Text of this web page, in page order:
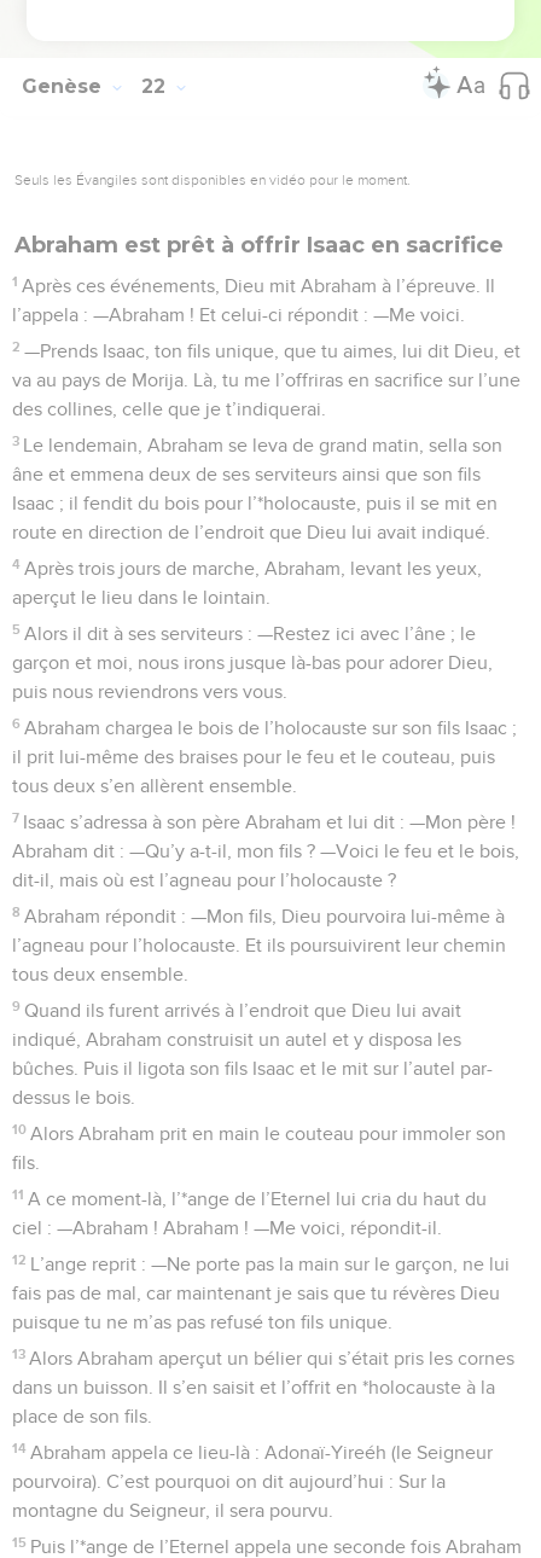
Genèse 22
Seuls les Évangiles sont disponibles en vidéo pour le moment.
Abraham est prêt à offrir Isaac en sacrifice
1 Après ces événements, Dieu mit Abraham à l’épreuve. Il
l’appela : —Abraham ! Et celui-ci répondit : —Me voici.
2 —Prends Isaac, ton fils unique, que tu aimes, lui dit Dieu, et
va au pays de Morija. Là, tu me l’offriras en sacrifice sur l’une
des collines, celle que je t’indiquerai.
3 Le lendemain, Abraham se leva de grand matin, sella son
âne et emmena deux de ses serviteurs ainsi que son fils
Isaac ; il fendit du bois pour l’*holocauste, puis il se mit en
route en direction de l’endroit que Dieu lui avait indiqué.
4 Après trois jours de marche, Abraham, levant les yeux,
aperçut le lieu dans le lointain.
5 Alors il dit à ses serviteurs : —Restez ici avec l’âne ; le
garçon et moi, nous irons jusque là-bas pour adorer Dieu,
puis nous reviendrons vers vous.
6 Abraham chargea le bois de l’holocauste sur son fils Isaac ;
il prit lui-même des braises pour le feu et le couteau, puis
tous deux s’en allèrent ensemble.
7 Isaac s’adressa à son père Abraham et lui dit : —Mon père !
Abraham dit : —Qu’y a-t-il, mon fils ? —Voici le feu et le bois,
dit-il, mais où est l’agneau pour l’holocauste ?
8 Abraham répondit : —Mon fils, Dieu pourvoira lui-même à
l’agneau pour l’holocauste. Et ils poursuivirent leur chemin
tous deux ensemble.
9 Quand ils furent arrivés à l’endroit que Dieu lui avait
indiqué, Abraham construisit un autel et y disposa les
bûches. Puis il ligota son fils Isaac et le mit sur l’autel par-
dessus le bois.
10 Alors Abraham prit en main le couteau pour immoler son
fils.
11 A ce moment-là, l’*ange de l’Eternel lui cria du haut du
ciel : —Abraham ! Abraham ! —Me voici, répondit-il.
12 L’ange reprit : —Ne porte pas la main sur le garçon, ne lui
fais pas de mal, car maintenant je sais que tu révères Dieu
puisque tu ne m’as pas refusé ton fils unique.
13 Alors Abraham aperçut un bélier qui s’était pris les cornes
dans un buisson. Il s’en saisit et l’offrit en *holocauste à la
place de son fils.
14 Abraham appela ce lieu-là : Adonaï-Yireéh (le Seigneur
pourvoira). C’est pourquoi on dit aujourd’hui : Sur la
montagne du Seigneur, il sera pourvu.
15 Puis l’*ange de l’Eternel appela une seconde fois Abraham